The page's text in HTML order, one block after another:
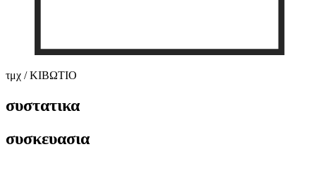
τμχ / ΚΙΒΩΤΙΟ
συστατικα
συσκευασια